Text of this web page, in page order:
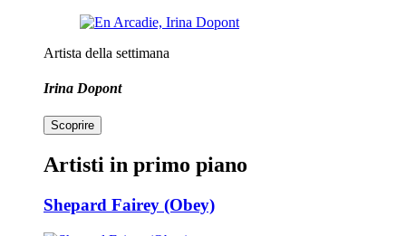
Artista della settimana
Irina Dopont
Scoprire
Artisti in primo piano
Shepard Fairey (Obey)